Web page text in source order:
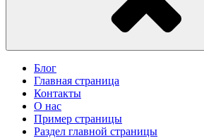
Блог
Главная страница
Контакты
О нас
Пример страницы
Раздел главной страницы